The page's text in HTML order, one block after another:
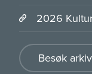
2026
Besøk